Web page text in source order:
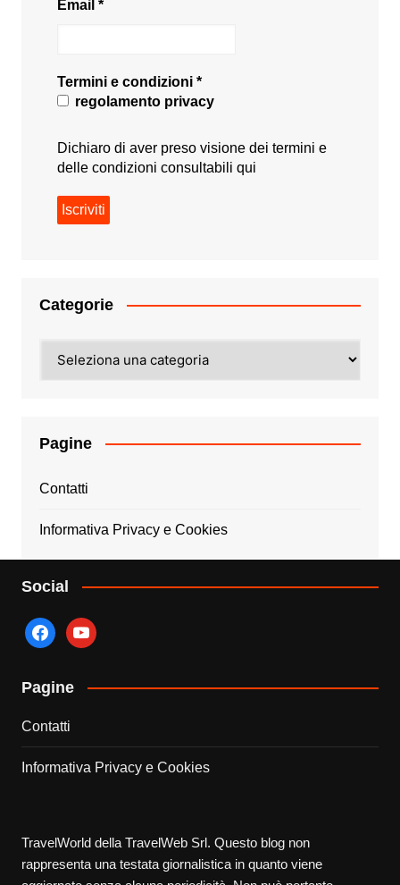
Email *
Termini e condizioni *
regolamento privacy
Dichiaro di aver preso visione dei termini e
delle condizioni consultabili qui
Categorie
Pagine
Contatti
Informativa Privacy e Cookies
Social
facebookyoutube
Pagine
Contatti
Informativa Privacy e Cookies
TravelWorld della TravelWeb Srl. Questo blog non
rappresenta una testata giornalistica in quanto viene